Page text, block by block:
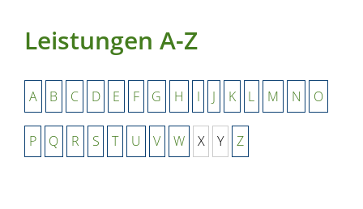
Leistungen A-Z
A B C D E F G H I J K L M N O
P Q R S T U V W X Y Z